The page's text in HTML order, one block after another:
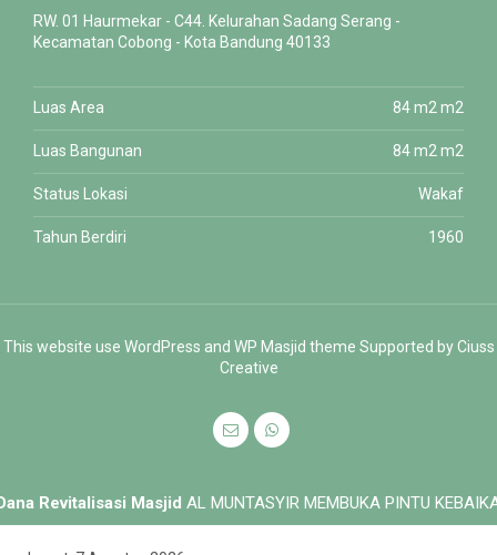
RW. 01 Haurmekar - C44. Kelurahan Sadang Serang -
Kecamatan Cobong - Kota Bandung 40133
Luas Area 84 m2 m2
Luas Bangunan 84 m2 m2
Status Lokasi Wakaf
Tahun Berdiri 1960
This website use WordPress and WP Masjid theme Supported byCiuss
Creative
Revitalisasi MasjidAL MUNTASYIR MEMBUKA PINTU